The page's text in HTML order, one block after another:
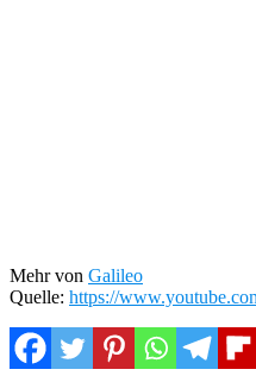
Mehr von Galileo
Quelle: https://